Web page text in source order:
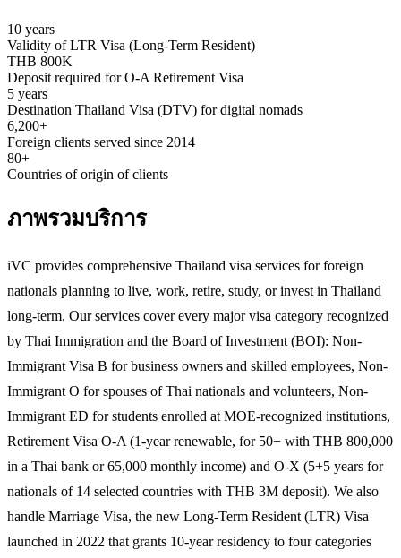
10 years
Validity of LTR Visa (Long-Term Resident)
THB 800K
Deposit required for O-A Retirement Visa
5 years
Destination Thailand Visa (DTV) for digital nomads
6,200+
Foreign clients served since 2014
80+
Countries of origin of clients
ภาพรวมบริการ
iVC provides comprehensive Thailand visa services for foreign
nationals planning to live, work, retire, study, or invest in Thailand
long-term. Our services cover every major visa category recognized
by Thai Immigration and the Board of Investment (BOI): Non-
Immigrant Visa B for business owners and skilled employees, Non-
Immigrant O for spouses of Thai nationals and volunteers, Non-
Immigrant ED for students enrolled at MOE-recognized institutions,
Retirement Visa O-A (1-year renewable, for 50+ with THB 800,000
in a Thai bank or 65,000 monthly income) and O-X (5+5 years for
nationals of 14 selected countries with THB 3M deposit). We also
handle Marriage Visa, the new Long-Term Resident (LTR) Visa
launched in 2022 that grants 10-year residency to four categories